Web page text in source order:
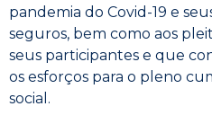
pandemia do Covid-19 e
seguros, bem como aos
seus participantes e que
os esforços para o pleno
social.